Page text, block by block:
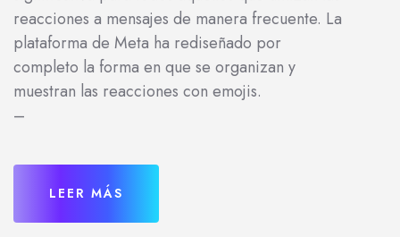
reacciones a mensajes de manera frecuente. La
plataforma de Meta ha rediseñado por
completo la forma en que se organizan y
muestran las reacciones con emojis.
–
LEER MÁS